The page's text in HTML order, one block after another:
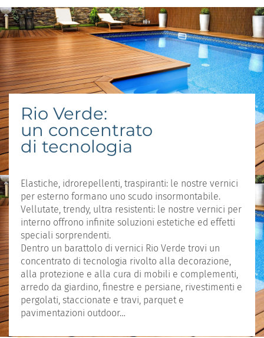
Rio Verde:
un concentrato
di tecnologia
Elastiche, idrorepellenti, traspiranti: le nostre vernici
per esterno formano uno scudo insormontabile.
Vellutate, trendy, ultra resistenti: le nostre vernici per
interno offrono infinite soluzioni estetiche ed effetti
speciali sorprendenti.
Dentro un barattolo di vernici Rio Verde trovi un
concentrato di tecnologia rivolto alla decorazione,
alla protezione e alla cura di mobili e complementi,
arredo da giardino, finestre e persiane, rivestimenti e
pergolati, staccionate e travi, parquet e
pavimentazioni outdoor…